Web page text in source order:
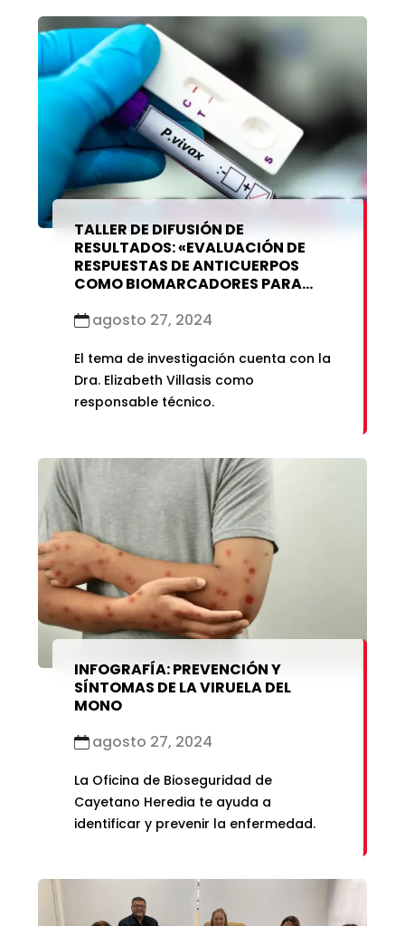
TALLER DE DIFUSIÓN DE
RESULTADOS: «EVALUACIÓN DE
RESPUESTAS DE ANTICUERPOS
COMO BIOMARCADORES PARA
ASINTOMÁTICAS POR P. VIVAX»
agosto 27, 2024
El tema de investigación cuenta con la
Dra. Elizabeth Villasis como
responsable técnico.
INFOGRAFÍA: PREVENCIÓN Y
SÍNTOMAS DE LA VIRUELA DEL
MONO
agosto 27, 2024
La Oficina de Bioseguridad de
Cayetano Heredia te ayuda a
identificar y prevenir la enfermedad.